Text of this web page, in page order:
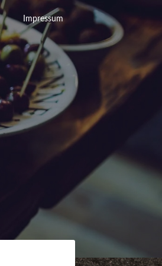
Impressum